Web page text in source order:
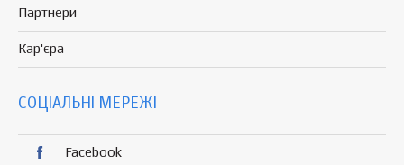
Партнери
Кар'єра
СОЦІАЛЬНІ МЕРЕЖІ
Facebook